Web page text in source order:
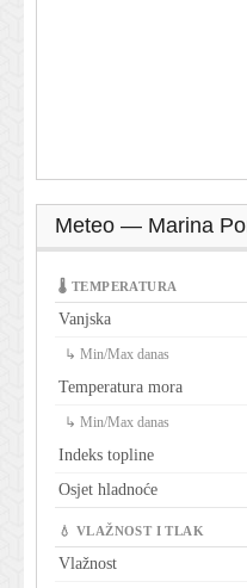
Meteo — Marina
🌡 TEMPERATURA
Vanjska
↳ Min/Max danas
Temperatura mora
↳ Min/Max danas
Indeks topline
Osjet hladnoće
💧 VLAŽNOST I TLAK
Vlažnost